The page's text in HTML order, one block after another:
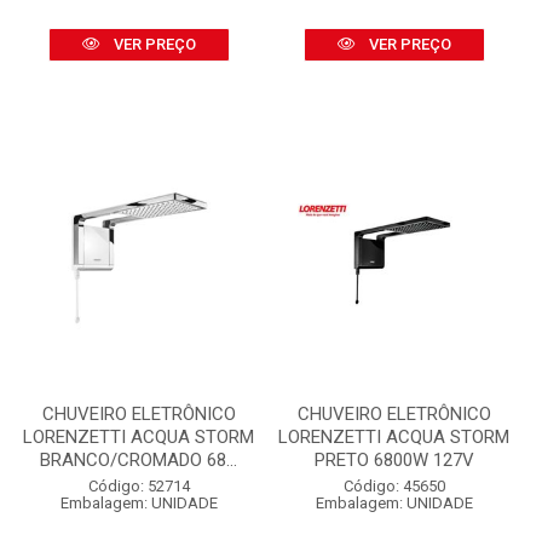
VER PREÇO VER PREÇO
CHUVEIRO ELETRÔNICO
LORENZETTI ACQUA STORM
BRANCO/CROMADO 68...
Código: 52714
Embalagem: UNIDADE
CHUVEIRO ELETRÔNICO
LORENZETTI ACQUA STORM
PRETO 6800W 127V
Código: 45650
Embalagem: UNIDADE